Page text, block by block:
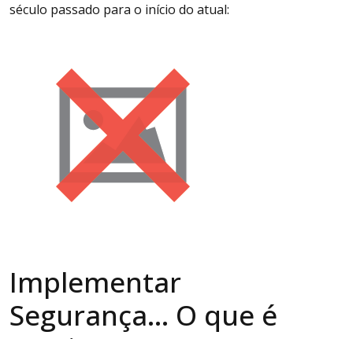
século passado para o início do atual:
Implementar
Segurança… O que é